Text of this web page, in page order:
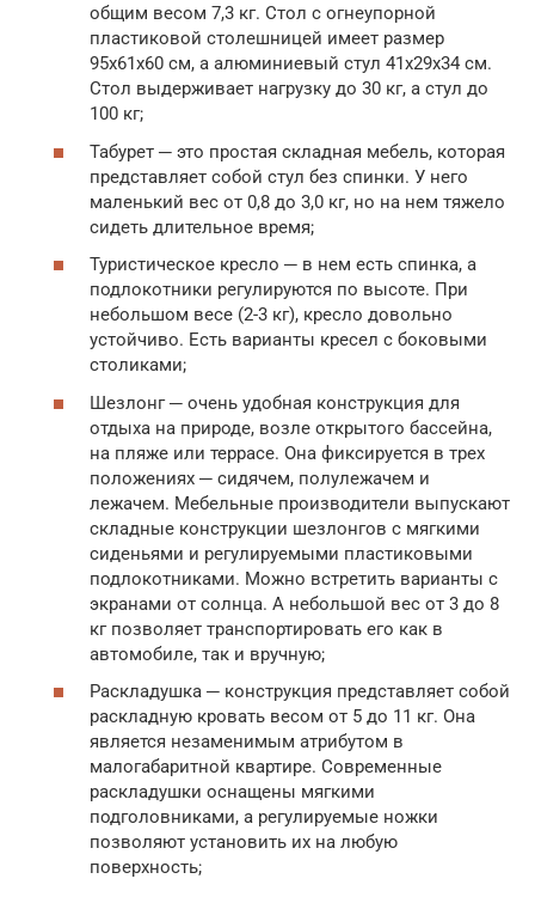
общим весом 7,3 кг. Стол с огнеупорной
пластиковой столешницей имеет размер
95х61х60 см, а алюминиевый стул 41х29х34 см.
Стол выдерживает нагрузку до 30 кг, а стул до
100 кг;
Табурет ─ это простая складная мебель, которая
представляет собой стул без спинки. У него
маленький вес от 0,8 до 3,0 кг, но на нем тяжело
сидеть длительное время;
Туристическое кресло ─ в нем есть спинка, а
подлокотники регулируются по высоте. При
небольшом весе (2-3 кг), кресло довольно
устойчиво. Есть варианты кресел с боковыми
столиками;
Шезлонг ─ очень удобная конструкция для
отдыха на природе, возле открытого бассейна,
на пляже или террасе. Она фиксируется в трех
положениях ─ сидячем, полулежачем и
лежачем. Мебельные производители выпускают
складные конструкции шезлонгов с мягкими
сиденьями и регулируемыми пластиковыми
подлокотниками. Можно встретить варианты с
экранами от солнца. А небольшой вес от 3 до 8
кг позволяет транспортировать его как в
автомобиле, так и вручную;
Раскладушка ─ конструкция представляет собой
раскладную кровать весом от 5 до 11 кг. Она
является незаменимым атрибутом в
малогабаритной квартире. Современные
раскладушки оснащены мягкими
подголовниками, а регулируемые ножки
позволяют установить их на любую
поверхность;